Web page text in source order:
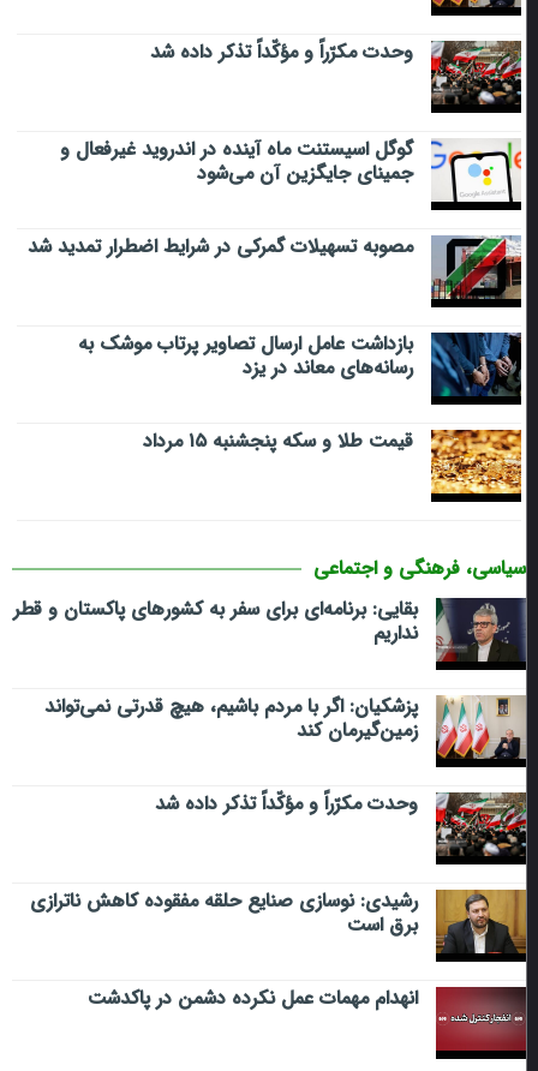
وحدت مکرّراً و مؤکّداً تذکر داده شد
گوگل اسیستنت ماه آینده در اندروید غیرفعال و
جمینای جایگزین آن می‌شود
مصوبه تسهیلات گمرکی در شرایط اضطرار تمدید شد
بازداشت عامل ارسال تصاویر پرتاب موشک به
رسانه‌های معاند در یزد
قیمت طلا و سکه پنجشنبه ۱۵ مرداد
سیاسی، فرهنگی و اجتماعی
بقایی: برنامه‌ای برای سفر به کشورهای پاکستان و قطر
نداریم
پزشکیان: اگر با مردم باشیم، هیچ قدرتی نمی‌تواند
زمین‌گیرمان کند
وحدت مکرّراً و مؤکّداً تذکر داده شد
رشیدی: نوسازی صنایع حلقه مفقوده کاهش ناترازی
برق است
انهدام مهمات عمل نکرده دشمن در پاکدشت